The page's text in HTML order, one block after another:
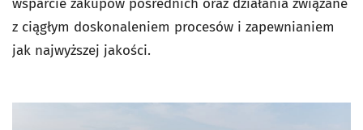
wsparcie zakupów pośrednich oraz działania związane
z ciągłym doskonaleniem procesów i zapewnianiem
jak najwyższej jakości.